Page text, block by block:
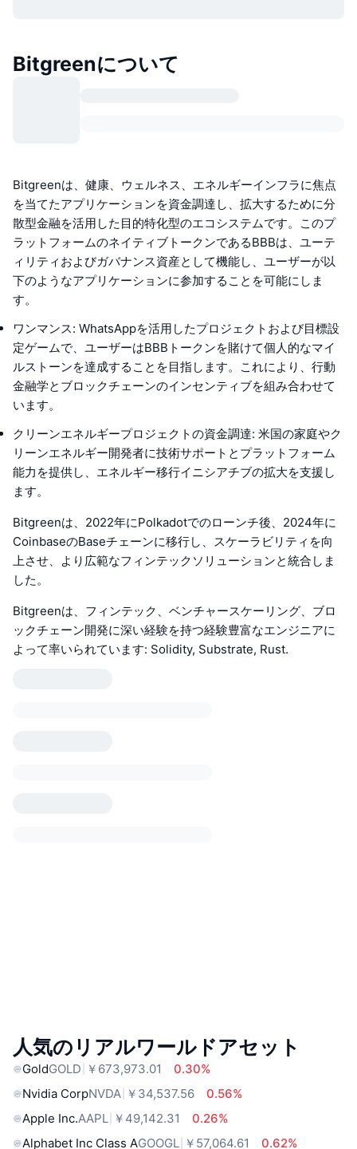
Bitgreenについて
Bitgreenは、健康、ウェルネス、エネルギーインフラに焦点
を当てたアプリケーションを資金調達し、拡大するために分
散型金融を活用した目的特化型のエコシステムです。このプ
ラットフォームのネイティブトークンであるBBBは、ユーテ
ィリティおよびガバナンス資産として機能し、ユーザーが以
下のようなアプリケーションに参加することを可能にしま
す。
ワンマンス: WhatsAppを活用したプロジェクトおよび目標設
定ゲームで、ユーザーはBBBトークンを賭けて個人的なマイ
ルストーンを達成することを目指します。これにより、行動
金融学とブロックチェーンのインセンティブを組み合わせて
います。
クリーンエネルギープロジェクトの資金調達: 米国の家庭やク
リーンエネルギー開発者に技術サポートとプラットフォーム
能力を提供し、エネルギー移行イニシアチブの拡大を支援し
ます。
Bitgreenは、2022年にPolkadotでのローンチ後、2024年に
CoinbaseのBaseチェーンに移行し、スケーラビリティを向
上させ、より広範なフィンテックソリューションと統合しま
した。
Bitgreenは、フィンテック、ベンチャースケーリング、ブロ
ックチェーン開発に深い経験を持つ経験豊富なエンジニアに
よって率いられています: Solidity, Substrate, Rust.
人気のリアルワールドアセット
GoldGOLD ￥673,973.01
0.30%
Nvidia CorpNVDA ￥34,537.56
0.56%
Apple Inc.AAPL ￥49,142.31
0.26%
Alphabet Inc Class AGOOGL ￥57,064.61
0.62%